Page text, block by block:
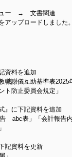
ュー → 文書関連
アップロードしました。
資料を追加
職謝儀互助基準表2025
ト防止委員会規定」
』に下記資料を追加
abc表」「会計報告
記資料を更新